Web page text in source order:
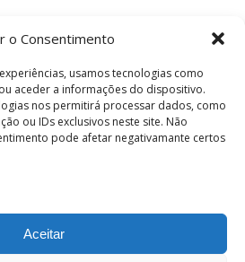
o Consentimento
usamos tecnologias como
aceder a informações do dispositivo.
nos permitirá processar dados, como
ou IDs exclusivos neste site. Não
pode afetar negativamante certos
Aceitar